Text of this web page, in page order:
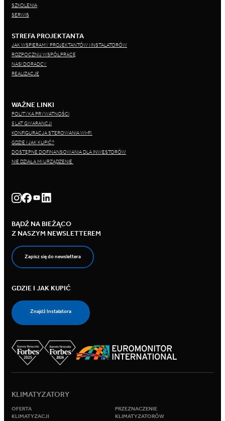
SZKOLENIA
SERWIS
STREFA PROJEKTANTA
JAK WSPIERAMY PROJEKTANTÓW I INSTALATORÓW
ROZPOCZNIJ WSPÓŁPRACĘ
NASI DORADCY
REALIZACJE
WAŻNE LINKI
POLITYKA PRYWATNOŚCI
5 LAT GWARANCJI
KONFIGURACJA STEROWANIA WI-FI
GDZIE I JAK KUPIĆ?
DOSTĘPNE DOFINANSOWANIA DLA INWESTORÓW
NIE DZIAŁA MI URZĄDZENIE
BĄDŹ NA BIEŻĄCO
Z NASZYM NEWSLETTEREM
Zapisz się do newslettera
GDZIE I JAK KUPIĆ
Znajdź Instalatora
KLIMATYZATORY
OFERTA
KLIMATYZACJI
PRZEZNACZENIE
KLIMATYZATORÓW